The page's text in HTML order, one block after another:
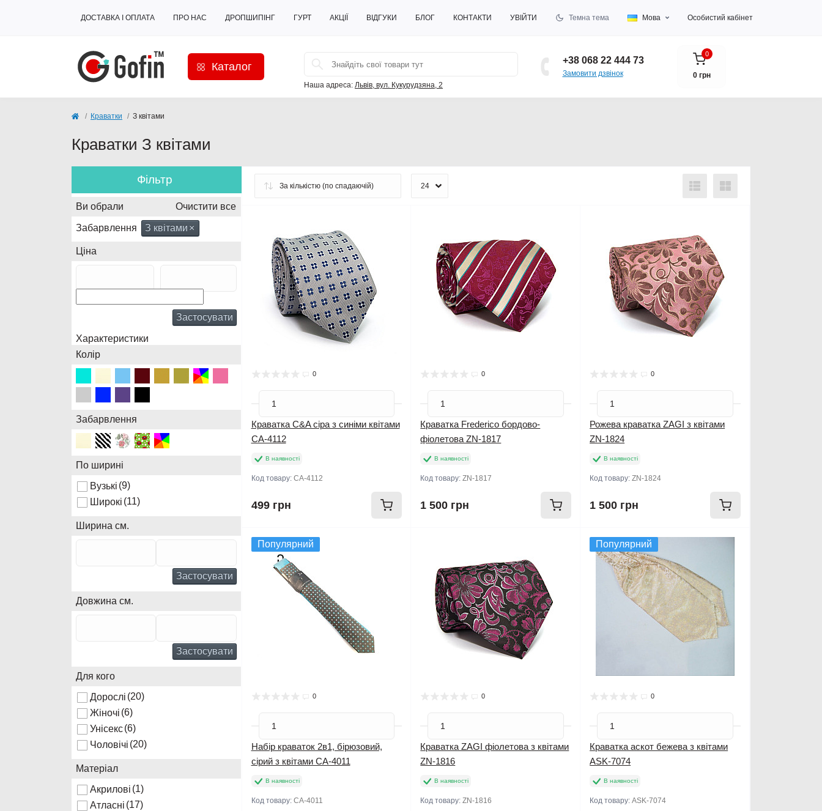
ДОСТАВКА І ОПЛАТА ПРО НАС ДРОПШИПІНГ ГУРТ АКЦІЇ ВІДГУКИ БЛОГ КОНТАКТИ УВІЙТИ Темна тема Мова Особистий кабінет
Каталог
Наша адреса: Львів, вул. Кукурудзяна, 2
+38 068 22 444 73
Замовити дзвінок
0
0 грн
Краватки З квітами
Краватки З квітами
Фільтр
Ви обрали Очистити все
Забарвлення З квітами ×
Ціна
Застосувати
Характеристики
Колір
Забарвлення
По ширині
Вузькі (9)
Широкі (11)
Ширина см.
Застосувати
Довжина см.
Застосувати
Для кого
Дорослі (20)
Жіночі (6)
Унісекс(6)
Чоловічі (20)
Матеріал
Акрилові (1)
Атласні (17)
0
Краватка C&A сіра з синіми квітами
CA-4112
В наявності
Код товару: CA-4112
499 грн
0
Краватка Frederico бордово-
фіолетова ZN-1817
В наявності
Код товару:ZN-1817
1 500 грн
0
Рожева краватка ZAGI з квітами
ZN-1824
В наявності
Код товару:ZN-1824
1 500 грн
Популярний
0
Набір краваток 2в1, бірюзовий,
сірий з квітами CA-4011
В наявності
Код товару: CA-4011
0
Краватка ZAGI фіолетова з квітами
ZN-1816
В наявності
Код товару:ZN-1816
Популярний
0
Краватка аскот бежева з квітами
ASK-7074
В наявності
Код товару:ASK-7074